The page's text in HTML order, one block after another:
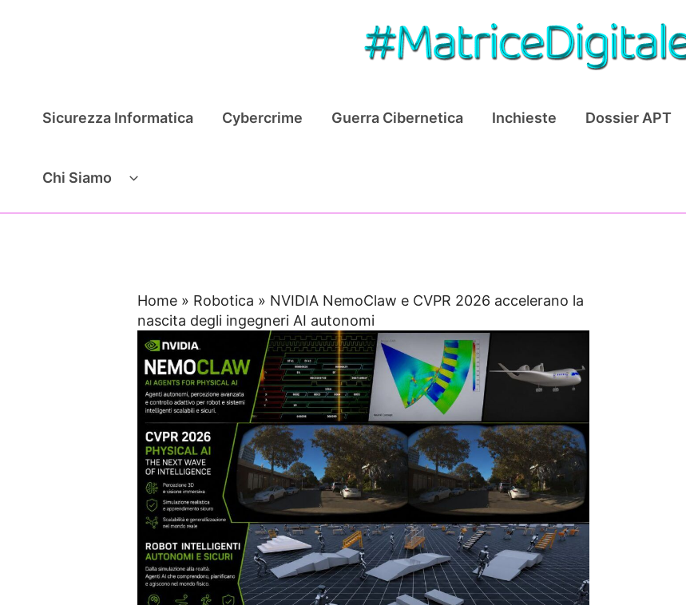
Sicurezza Informatica Cybercrime Guerra Cibernetica Inchieste Dossier APT
Chi Siamo
Home » Robotica » NVIDIA NemoClaw e CVPR 2026 accelerano la
nascita degli ingegneri AI autonomi